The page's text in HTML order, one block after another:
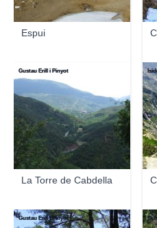
Espui
La Torre de Cabdella
Gustau Erill i Pinyot
Gustau Erill i Pinyot